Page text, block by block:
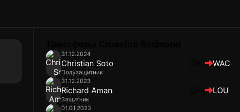
31.12.2024
Christian Soto
Полузащитник
WAC
31.12.2023
Richard Aman
Защитник
LOU
01.01.2023